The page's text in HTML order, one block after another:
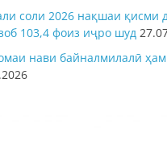
соли 2026 нақшаи қисми
103,4 фоиз иҷро шуд
нави байналмилалӣ